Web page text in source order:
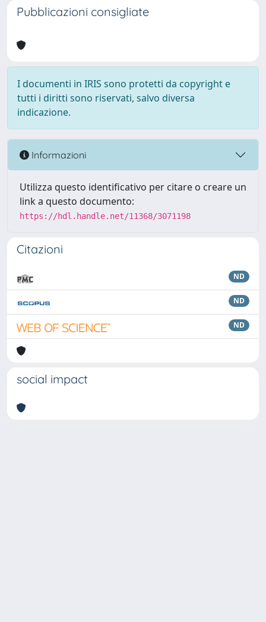
Pubblicazioni consigliate
I documenti in IRIS sono protetti da copyright e
tutti i diritti sono riservati, salvo diversa
indicazione.
Informazioni
Utilizza questo identificativo per citare o creare un
link a questo documento:
https://hdl.handle.net/11368/3071198
Citazioni
ND
ND
ND
social impact